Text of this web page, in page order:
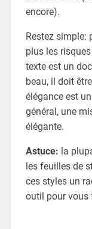
encore).
Restez simple:
plus les
texte est un
beau, il doit
élégance est
général, une
élégante.
Astuce: la
les feuilles de
ces styles un
outil pour vous